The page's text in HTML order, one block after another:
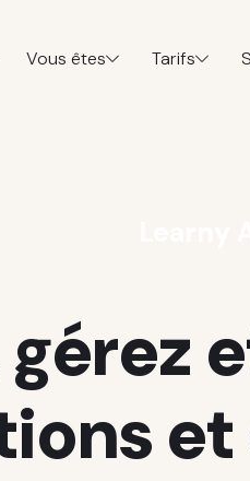
Vous êtes Tarifs
et